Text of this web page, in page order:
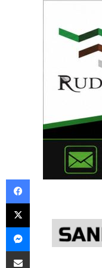
Facebook
X
Messenger
Pošalji preko E-Maila